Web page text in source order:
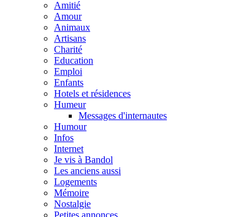
Amitié
Amour
Animaux
Artisans
Charité
Education
Emploi
Enfants
Hotels et résidences
Humeur
Messages d'internautes
Humour
Infos
Internet
Je vis à Bandol
Les anciens aussi
Logements
Mémoire
Nostalgie
Petites annonces